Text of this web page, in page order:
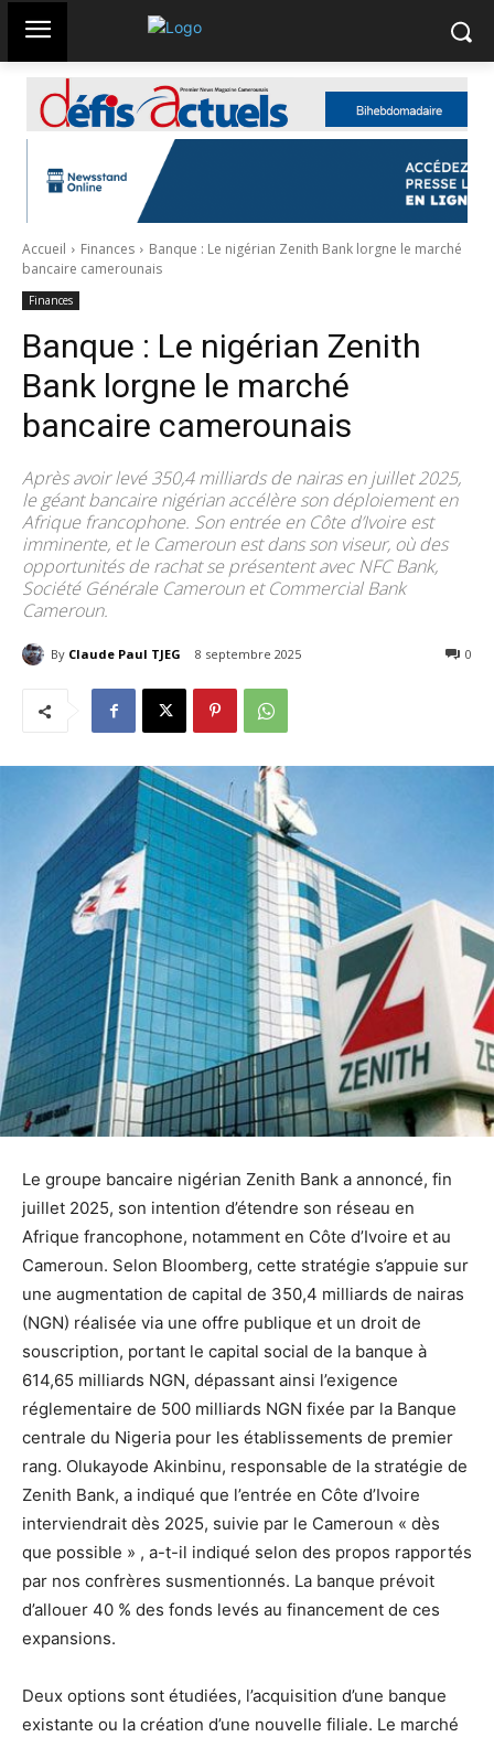
Accueil Finances
Banque : Le nigérian Zenith Bank lorgne le marché
bancaire camerounais
Finances
Banque : Le nigérian Zenith
Bank lorgne le marché
bancaire camerounais
Après avoir levé 350,4 milliards de nairas en juillet 2025,
le géant bancaire nigérian accélère son déploiement en
Afrique francophone. Son entrée en Côte d’Ivoire est
imminente, et le Cameroun est dans son viseur, où des
opportunités de rachat se présentent avec NFC Bank,
Société Générale Cameroun et Commercial Bank
Cameroun.
By Claude Paul TJEG 8 septembre 2025 0
Le groupe bancaire nigérian Zenith Bank a annoncé, fin
juillet 2025, son intention d’étendre son réseau en
Afrique francophone, notamment en Côte d’Ivoire et au
Cameroun. Selon Bloomberg, cette stratégie s’appuie sur
une augmentation de capital de 350,4 milliards de nairas
(NGN) réalisée via une offre publique et un droit de
souscription, portant le capital social de la banque à
614,65 milliards NGN, dépassant ainsi l’exigence
réglementaire de 500 milliards NGN fixée par la Banque
centrale du Nigeria pour les établissements de premier
rang. Olukayode Akinbinu, responsable de la stratégie de
Zenith Bank, a indiqué que l’entrée en Côte d’Ivoire
interviendrait dès 2025, suivie par le Cameroun « dès
que possible » , a-t-il indiqué selon des propos rapportés
par nos confrères susmentionnés. La banque prévoit
d’allouer 40 % des fonds levés au financement de ces
expansions.
Deux options sont étudiées, l’acquisition d’une banque
existante ou la création d’une nouvelle filiale. Le marché